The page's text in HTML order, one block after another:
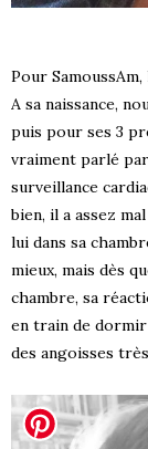
Pour
A sa naissance,
puis pour ses 3
vraiment parlé
surveillance
bien, il a assez
lui dans sa
mieux, mais dès
chambre, sa
en train de
des angoisses